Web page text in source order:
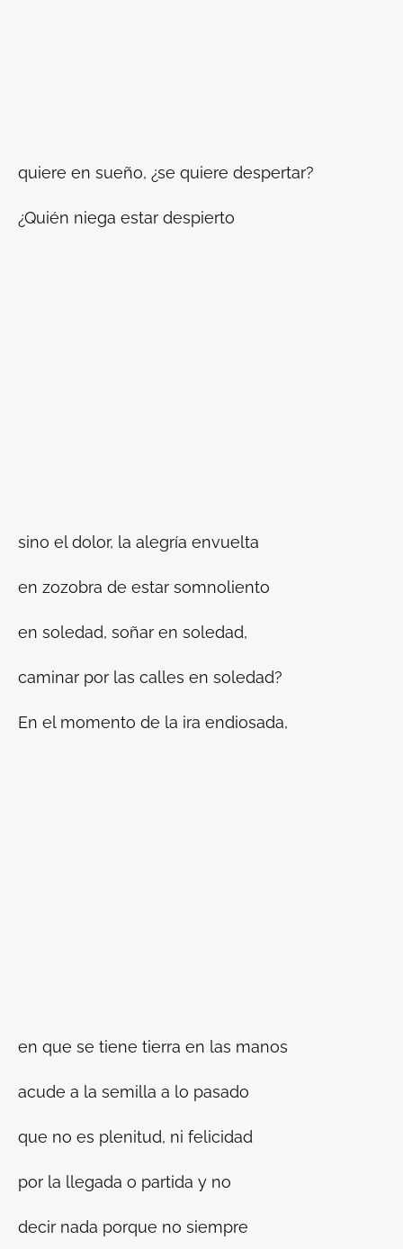
quiere en sueño, ¿se quiere despertar?
¿Quién niega estar despierto
sino el dolor, la alegría envuelta
en zozobra de estar somnoliento
en soledad, soñar en soledad,
caminar por las calles en soledad?
En el momento de la ira endiosada,
en que se tiene tierra en las manos
acude a la semilla a lo pasado
que no es plenitud, ni felicidad
por la llegada o partida y no
decir nada porque no siempre